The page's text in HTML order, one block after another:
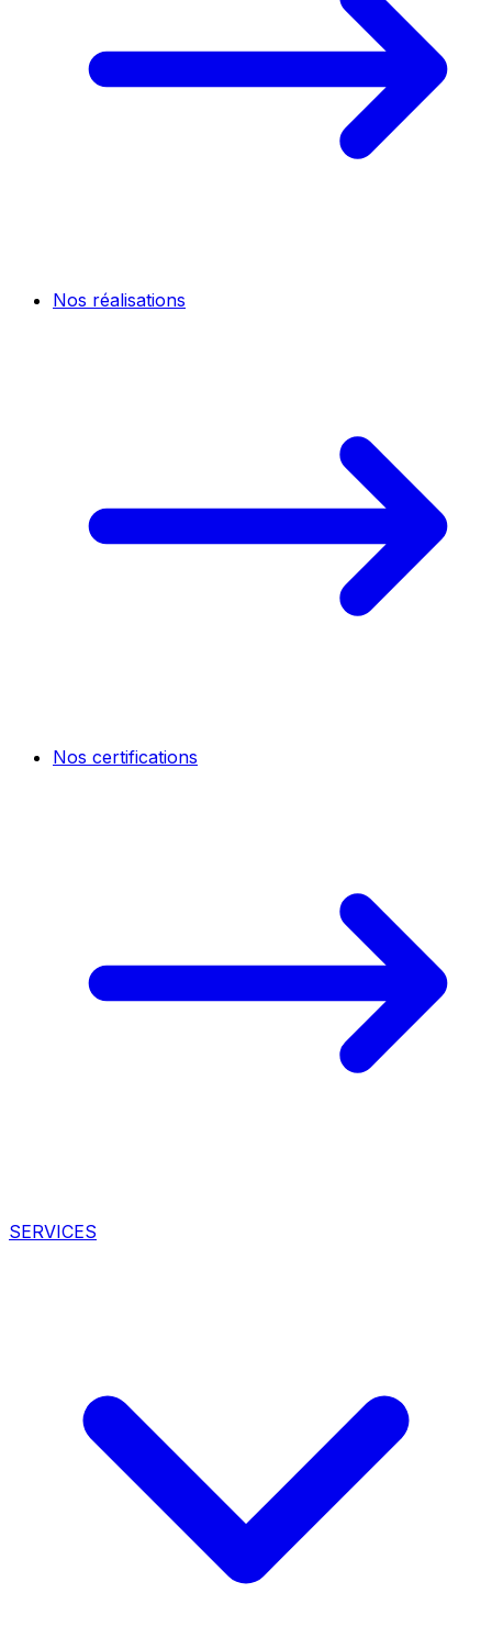
Nos réalisations
Nos certifications
SERVICES